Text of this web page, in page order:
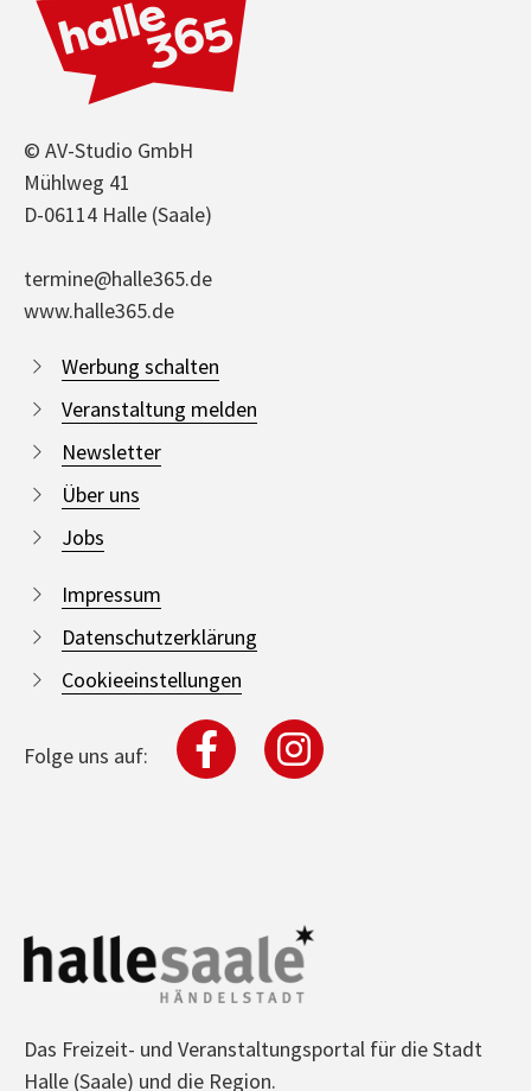
© AV-Studio GmbH
Mühlweg 41
D-06114 Halle (Saale)
termine@halle365.de
www.halle365.de
Werbung schalten
Veranstaltung melden
Newsletter
Über uns
Jobs
Impressum
Datenschutzerklärung
Cookieeinstellungen
Folge uns auf:
Das Freizeit- und Veranstaltungsportal für die Stadt
Halle (Saale) und die Region.